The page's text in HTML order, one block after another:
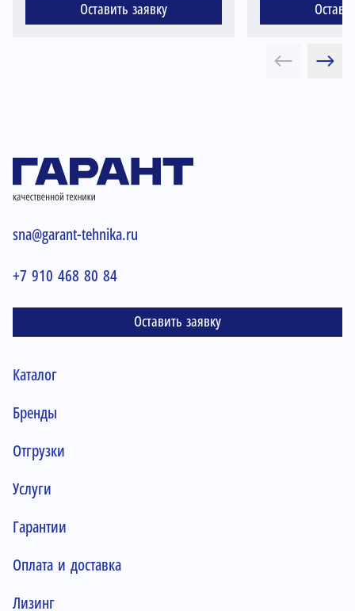
Оставить заявку
sna@garant-tehnika.ru
+7 910 468 80 84
Оставить заявку
Каталог
Бренды
Отгрузки
Услуги
Гарантии
Оплата и доставка
Лизинг